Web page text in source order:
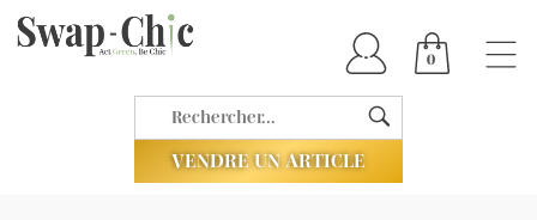
0
VENDRE UN ARTICLE